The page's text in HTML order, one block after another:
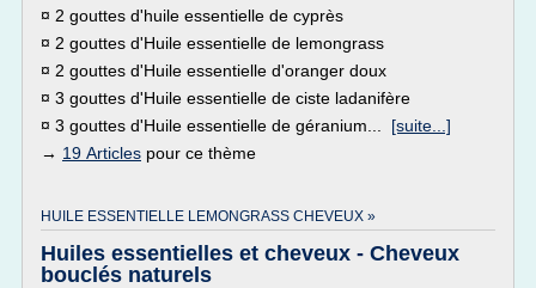
¤ 2 gouttes d'huile essentielle de cyprès
¤ 2 gouttes d'Huile essentielle de lemongrass
¤ 2 gouttes d'Huile essentielle d'oranger doux
¤ 3 gouttes d'Huile essentielle de ciste ladanifère
¤ 3 gouttes d'Huile essentielle de géranium... [suite...]
→ 19 Articles pour ce thème
HUILE ESSENTIELLE LEMONGRASS CHEVEUX »
Huiles essentielles et cheveux - Cheveux
bouclés naturels